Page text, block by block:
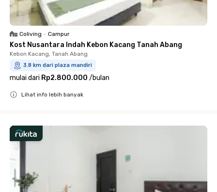
Coliving • Campur
Kost Nusantara Indah Kebon Kacang Tanah Abang
Kebon Kacang, Tanah Abang
3.8 km dari plaza mandiri
mulai dari Rp2.800.000 /bulan
Lihat info lebih banyak